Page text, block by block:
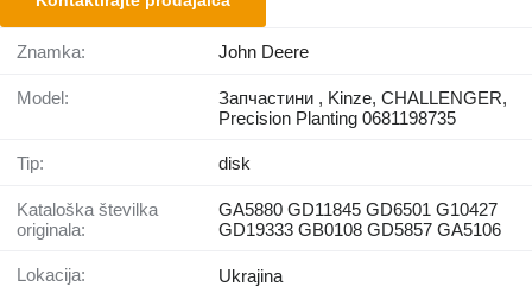
Znamka: John Deere
Model:
Запчастини , Kinze, CHALLENGER,
Precision Planting 0681198735
Tip: disk
Kataloška številka
originala:
GA5880 GD11845 GD6501 G10427
GD19333 GB0108 GD5857 GA5106
Lokacija:
Ukrajina